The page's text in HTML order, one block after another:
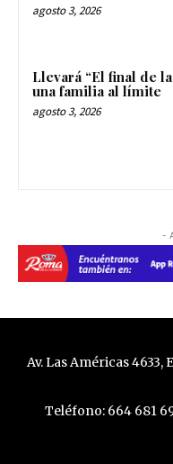
agosto 3, 2026
Llevará “El final de
una familia al límite
agosto 3, 2026
-
Av. Las Américas 4633,
Teléfono: 664 681